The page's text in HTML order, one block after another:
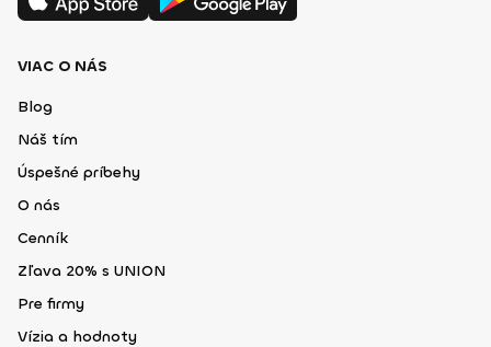
VIAC O NÁS
Blog
Náš tím
Úspešné príbehy
O nás
Cenník
Zľava 20% s UNION
Pre firmy
Vízia a hodnoty